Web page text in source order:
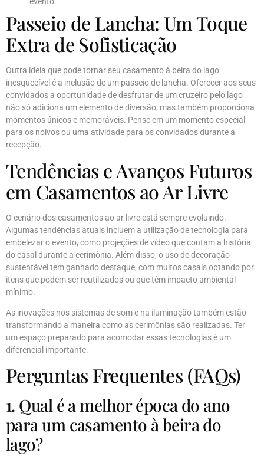
Passeio de Lancha: Um Toque
Extra de Sofisticação
Outra ideia que pode tornar seu casamento à beira do lago
inesquecível é a inclusão de um passeio de lancha. Oferecer aos seus
convidados a oportunidade de desfrutar de um cruzeiro pelo lago
não só adiciona um elemento de diversão, mas também proporciona
momentos únicos e memoráveis. Pense em um momento especial
para os noivos ou uma atividade para os convidados durante a
recepção.
Tendências e Avanços Futuros
em Casamentos ao Ar Livre
O cenário dos casamentos ao ar livre está sempre evoluindo.
Algumas tendências atuais incluem a utilização de tecnologia para
embelezar o evento, como projeções de vídeo que contam a história
do casal durante a cerimônia. Além disso, o uso de decoração
sustentável tem ganhado destaque, com muitos casais optando por
itens que podem ser reutilizados ou que têm impacto ambiental
mínimo.
As inovações nos sistemas de som e na iluminação também estão
transformando a maneira como as cerimônias são realizadas. Ter
um espaço preparado para acomodar essas tecnologias é um
diferencial importante.
Perguntas Frequentes (FAQs)
1. Qual é a melhor época do ano
para um casamento à beira do
lago?